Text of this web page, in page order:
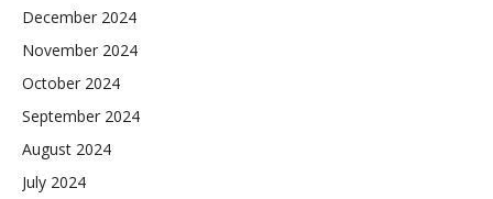
December 2024
November 2024
October 2024
September 2024
August 2024
July 2024